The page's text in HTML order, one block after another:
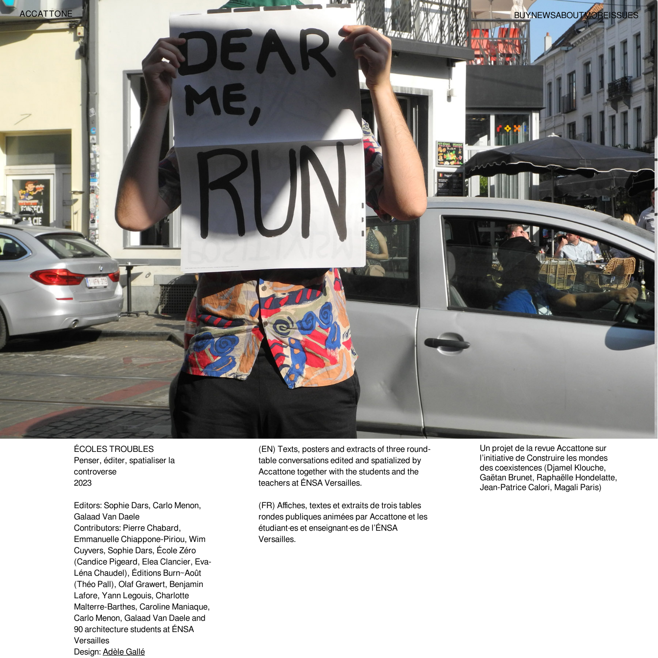
ACCATTONE BUYNEWSABOUTMORE ISSUES
ÉCOLES TROUBLES
Penser, éditer, spatialiser la
controverse
2023
Editors: Sophie Dars, Carlo Menon,
Galaad Van Daele
Contributors: Pierre Chabard,
Emmanuelle Chiappone-Piriou, Wim
Cuyvers, Sophie Dars, École Zéro
(Candice Pigeard, Elea Clancier, Eva-
Léna Chaudel), Éditions Burn⁓Août
(Théo Pall), Olaf Grawert, Benjamin
Lafore, Yann Legouis, Charlotte
Malterre-Barthes, Caroline Maniaque,
Carlo Menon, Galaad Van Daele and
90 architecture students at ÉNSA
Versailles
Design: Adèle Gallé
(EN) Texts, posters and extracts of three round-
table conversations edited and spatialized by
Accattone together with the students and the
teachers at ÉNSA Versailles.
(FR) Affiches, textes et extraits de trois tables
rondes publiques animées par Accattone et les
étudiant·es et enseignant·es de l’ÉNSA
Versailles.
Un projet de la revue Accattone sur
l’initiative de Construire les mondes
des coexistences (Djamel Klouche,
Gaëtan Brunet, Raphaëlle Hondelatte,
Jean-Patrice Calori, Magali Paris)